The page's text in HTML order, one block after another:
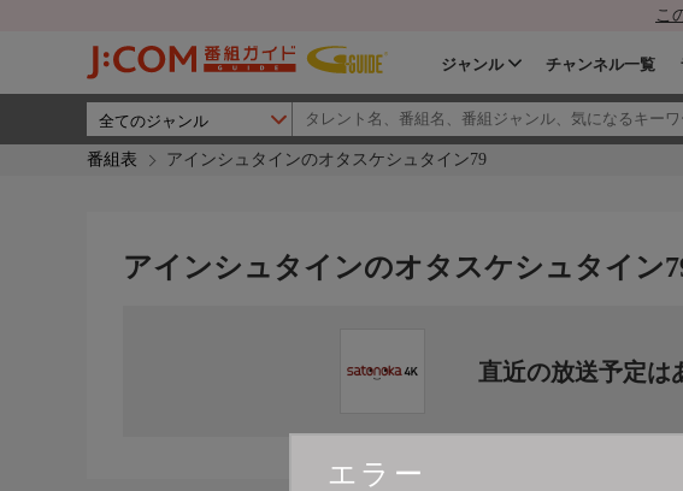
こ
ジャンル チャンネル一覧
番組表 アインシュタインのオタスケシュタイン79
エラー
アインシュタインのオタスケシュタイン
直近の放送予定は